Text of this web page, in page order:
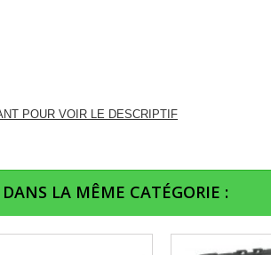
POUR VOIR LE DESCRIPTIF
LA MÊME CATÉGORIE :